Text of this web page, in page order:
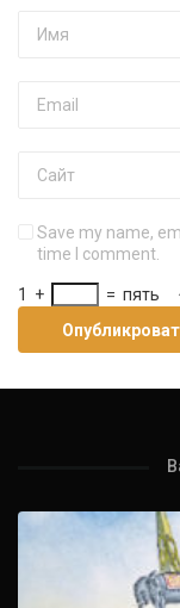
Save my name,
time I comment.
1 + = пять